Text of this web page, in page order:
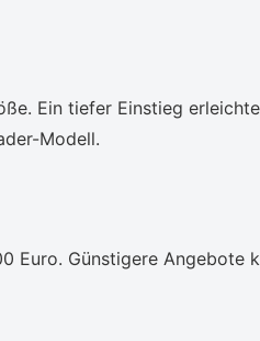
Ein tiefer Einstieg
Modell.
Euro. Günstigere Angebote